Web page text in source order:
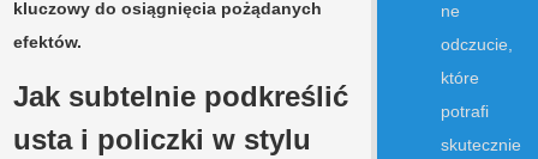
kluczowy do osiągnięcia pożądanych
efektów.
Jak subtelnie podkreślić
usta i policzki w stylu
ne
odczucie,
które
potrafi
skutecznie